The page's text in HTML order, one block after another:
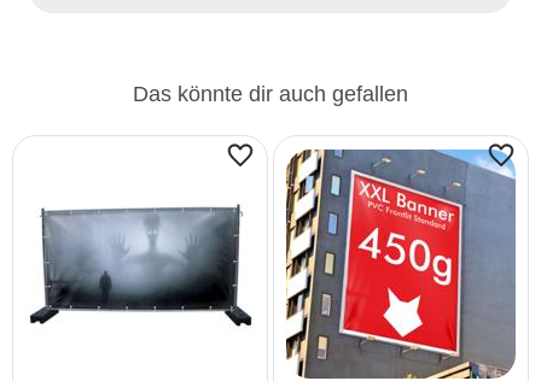
Das könnte dir auch gefallen